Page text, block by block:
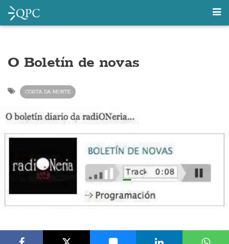
O Boletín de novas
COSTA DA MORTE